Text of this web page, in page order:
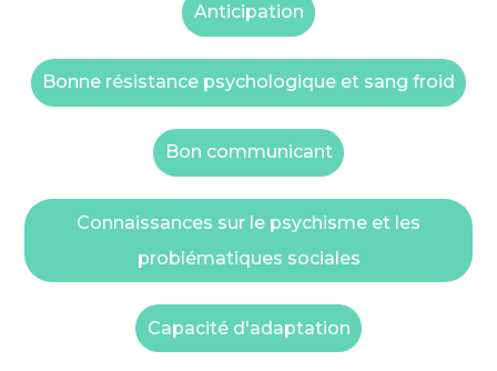
Anticipation
Bonne résistance psychologique et sang froid
Bon communicant
Connaissances sur le psychisme et les
problématiques sociales
Capacité d'adaptation